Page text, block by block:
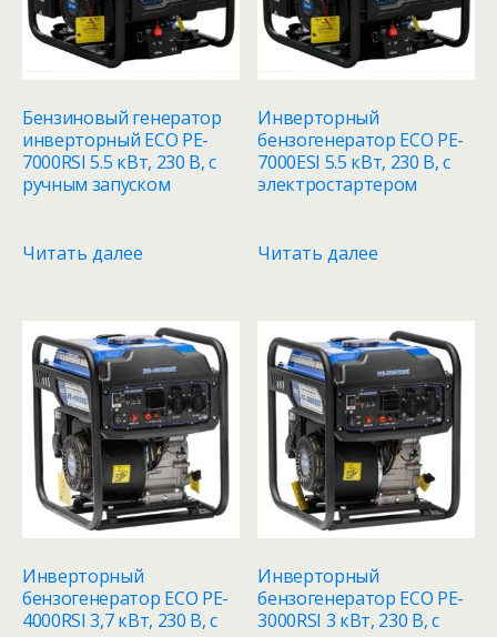
Бензиновый генератор
инверторный ECO PE-
7000RSI 5.5 кВт, 230 В, с
ручным запуском
Читать далее
Инверторный
бензогенератор ECO PE-
7000ESI 5.5 кВт, 230 В, с
электростартером
Читать далее
Инверторный
бензогенератор ECO PE-
4000RSI 3,7 кВт, 230 В, с
Инверторный
бензогенератор ECO PE-
3000RSI 3 кВт, 230 В, с